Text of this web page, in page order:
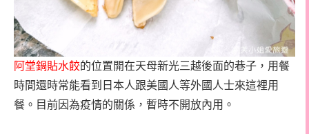
阿堂鍋貼水餃的位置開在天母新光三越後面的巷子，用餐
時間還時常能看到日本人跟美國人等外國人士來這裡用
餐。目前因為疫情的關係，暫時不開放內用。